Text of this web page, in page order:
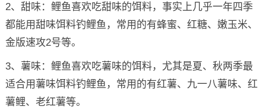
2、甜味：鲤鱼喜欢吃甜味的饵料，事实上几乎一年四季
都能用甜味饵料钓鲤鱼，常用的有蜂蜜、红糖、嫩玉米、
金版速攻2号等。
3、薯味：鲤鱼喜欢吃薯味的饵料，尤其是夏、秋两季最
适合用薯味饵料钓鲤鱼，常用的有红薯、九一八薯味、红
薯鲤、老红薯等。